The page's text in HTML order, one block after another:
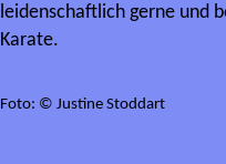
leidenschaftlich gerne und
Karate.
Foto: © Justine Stoddart